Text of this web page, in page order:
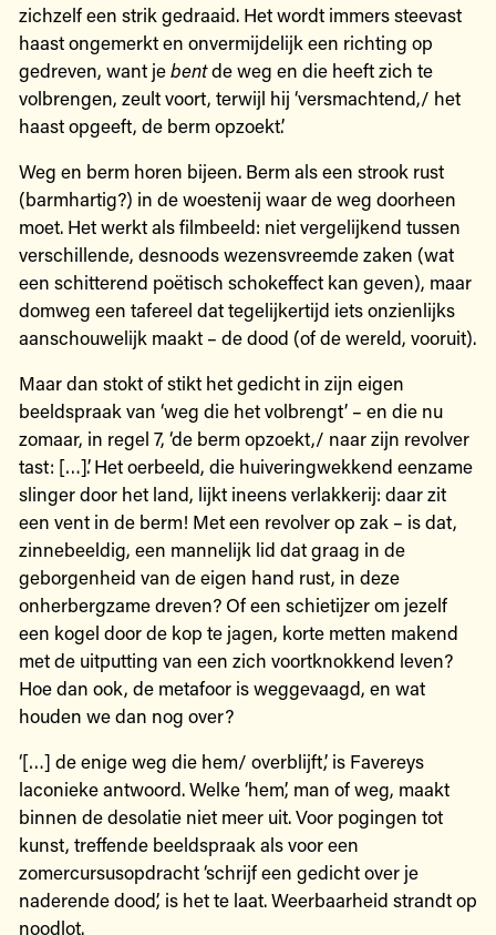
zichzelf een strik gedraaid. Het wordt immers steevast
haast ongemerkt en onvermijdelijk een richting op
gedreven, want jebentde weg en die heeft zich te
volbrengen, zeult voort, terwijl hij ‘versmachtend,/ het
haast opgeeft, de berm opzoekt’.
Weg en berm horen bijeen. Berm als een strook rust
(barmhartig?) in de woestenij waar de weg doorheen
moet. Het werkt als filmbeeld: niet vergelijkend tussen
verschillende, desnoods wezensvreemde zaken (wat
een schitterend poëtisch schokeffect kan geven), maar
domweg een tafereel dat tegelijkertijd iets onzienlijks
aanschouwelijk maakt – de dood (of de wereld, vooruit).
Maar dan stokt of stikt het gedicht in zijn eigen
beeldspraak van ‘weg die het volbrengt’ – en die nu
zomaar, in regel 7, ‘de berm opzoekt,/ naar zijn revolver
tast: […]’. Het oerbeeld, die huiveringwekkend eenzame
slinger door het land, lijkt ineens verlakkerij: daar zit
een vent in de berm! Met een revolver op zak – is dat,
zinnebeeldig, een mannelijk lid dat graag in de
geborgenheid van de eigen hand rust, in deze
onherbergzame dreven? Of een schietijzer om jezelf
een kogel door de kop te jagen, korte metten makend
met de uitputting van een zich voortknokkend leven?
Hoe dan ook, de metafoor is weggevaagd, en wat
houden we dan nog over?
‘[…] de enige weg die hem/ overblijft,’ is Favereys
laconieke antwoord. Welke ‘hem’, man of weg, maakt
binnen de desolatie niet meer uit. Voor pogingen tot
kunst, treffende beeldspraak als voor een
zomercursusopdracht ‘schrijf een gedicht over je
naderende dood’, is het te laat. Weerbaarheid strandt op
noodlot.